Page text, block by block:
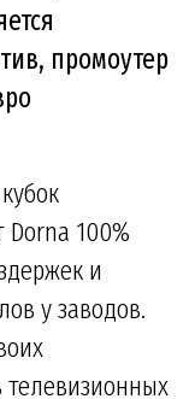
промоутер
100%
и
у заводов.
телевизионных